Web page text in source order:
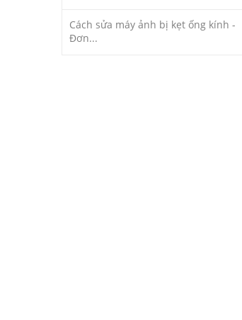
Cách sửa máy ảnh bị kẹt ống kính -
Đơn...